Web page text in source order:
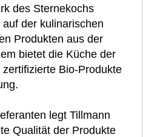
des Sternekochs
der kulinarischen
Produkten aus der
bietet die Küche der
Bio-Produkte
legt Tillmann
Qualität der Produkte